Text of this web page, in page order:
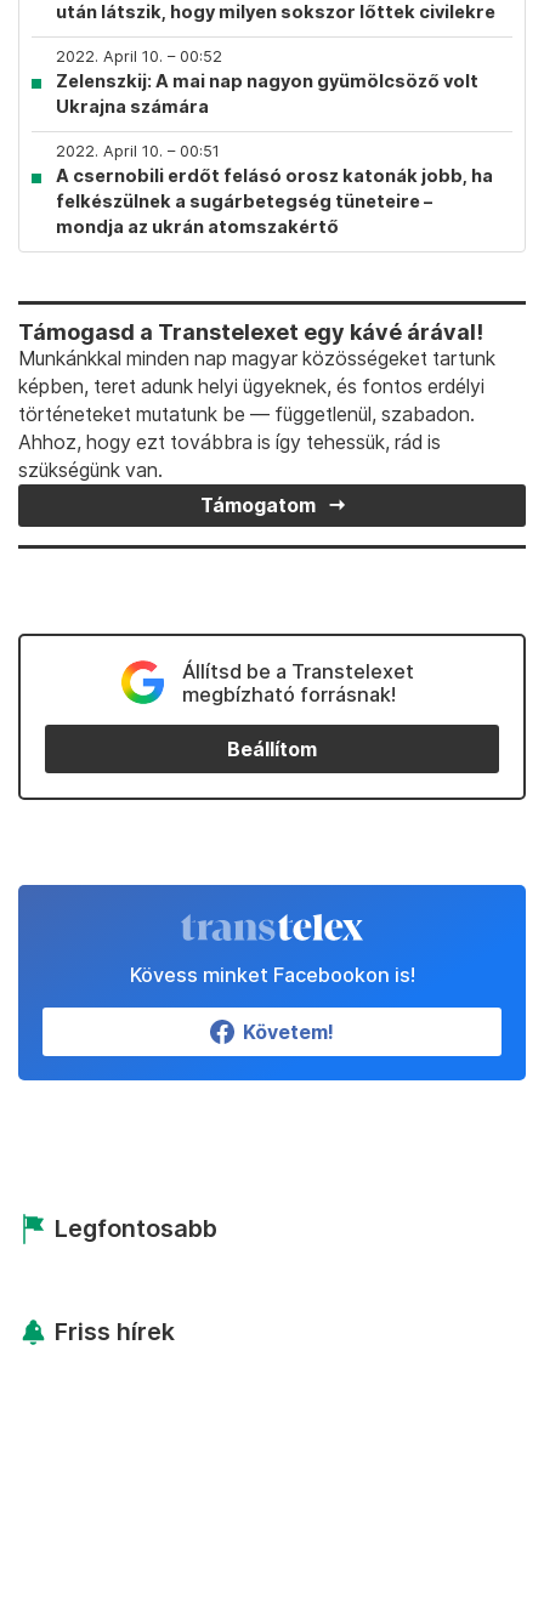
után látszik, hogy milyen sokszor lőttek civilekre
2022. April 10. – 00:52
Zelenszkij: A mai nap nagyon gyümölcsöző volt
Ukrajna számára
2022. April 10. – 00:51
A csernobili erdőt felásó orosz katonák jobb, ha
felkészülnek a sugárbetegség tüneteire –
mondja az ukrán atomszakértő
Támogasd a Transtelexet egy kávé árával!
Munkánkkal minden nap magyar közösségeket tartunk
képben, teret adunk helyi ügyeknek, és fontos erdélyi
történeteket mutatunk be — függetlenül, szabadon.
Ahhoz, hogy ezt továbbra is így tehessük, rád is
szükségünk van.
Támogatom
Állítsd be a Transtelexet
megbízható forrásnak!
Beállítom
Kövess minket Facebookon is!
Követem!
Legfontosabb
Friss hírek